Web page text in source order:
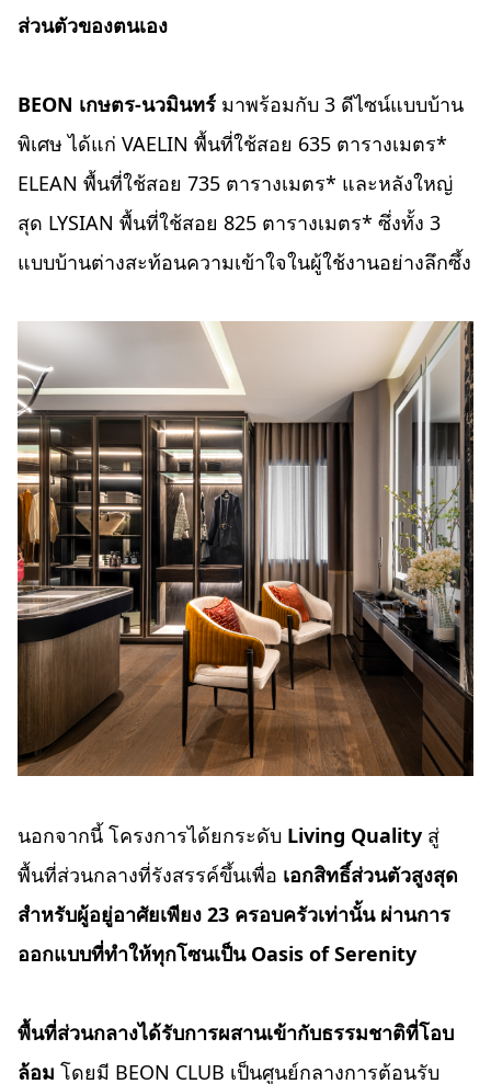
ส่วนตัวของตนเอง
BEON เกษตร-นวมินทร์ มาพร้อมกับ 3 ดีไซน์แบบบ้าน
พิเศษ ได้แก่ VAELIN พื้นที่ใช้สอย 635 ตารางเมตร*
ELEAN พื้นที่ใช้สอย 735 ตารางเมตร* และหลังใหญ่
สุด LYSIAN พื้นที่ใช้สอย 825 ตารางเมตร* ซึ่งทั้ง 3
แบบบ้านต่างสะท้อนความเข้าใจในผู้ใช้งานอย่างลึกซึ้ง
นอกจากนี้ โครงการได้ยกระดับ Living Quality สู่
พื้นที่ส่วนกลางที่รังสรรค์ขึ้นเพื่อ เอกสิทธิ์ส่วนตัวสูงสุด
สำหรับผู้อยู่อาศัยเพียง 23 ครอบครัวเท่านั้น ผ่านการ
ออกแบบที่ทำให้ทุกโซนเป็น Oasis of Serenity
พื้นที่ส่วนกลางได้รับการผสานเข้ากับธรรมชาติที่โอบ
ล้อม โดยมี BEON CLUB เป็นศูนย์กลางการต้อนรับ